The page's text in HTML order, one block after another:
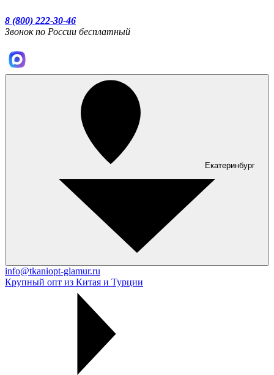
8 (800) 222-30-46
Звонок по России бесплатный
Екатеринбург
info@tkaniopt-glamur.ru
Крупный опт из Китая и Турции